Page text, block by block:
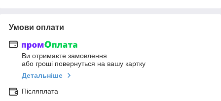
Умови оплати
Ви отримаєте замовлення
або гроші повернуться на вашу картку
Детальніше
Післяплата